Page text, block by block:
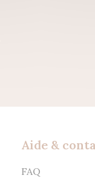
Aide &
FAQ